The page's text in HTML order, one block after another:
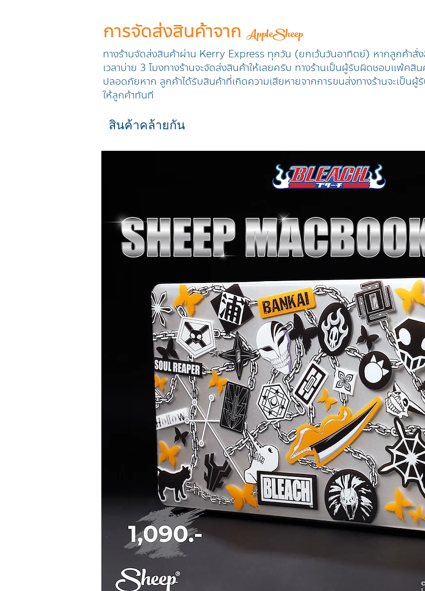
การจัดส่งสินค้าจาก AppleSheep
ทางร้านจัดส่งสินค้าผ่าน Kerry Express ทุกวัน (ยกเว้นวันอาทิตย์) หากลูกค้าสั่ง
เวลาบ่าย 3 โมงทางร้านจะจัดส่งสินค้าให้เลยครับ ทางร้านเป็นผู้รับผิดชอบแพ้คสิ
ปลอดภัยหาก ลูกค้าได้รับสินค้าที่เกิดความเสียหายจากการขนส่งทางร้านจะเป็น
ให้ลูกค้าทันที
สินค้าคล้ายกัน